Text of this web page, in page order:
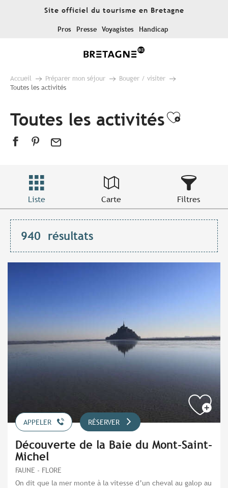
Site officiel du tourisme en Bretagne
Pros Presse Voyagistes Handicap
Accueil Préparer mon séjour
Bouger / visiter
Toutes les activités
Toutes les activités
Liste Carte Filtres
940 résultats
APPELER RÉSERVER
Découverte de la Baie du Mont-Saint-
Michel
FAUNE - FLORE
On dit que la mer monte à la vitesse d’un cheval au galop au